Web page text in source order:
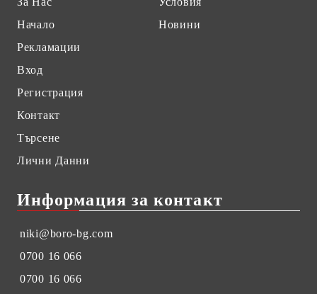
Начало
Рекламации
Вход
Регистрация
Контакт
Търсене
Лични Данни
Новини
Информация за контакт
niki@boro-bg.com
0700 16 066
0700 16 066